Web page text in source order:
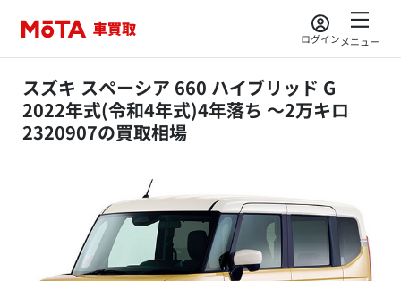
ログインメニュー
スズキ スペーシア 660 ハイブリッド G
2022年式(令和4年式)4年落ち ～2万キロ
2320907の買取相場